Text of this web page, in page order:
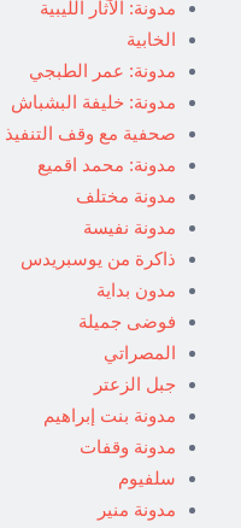
مدونة: الآثار الليبية
الخابية
مدونة: عمر الطبجي
مدونة: خليفة البشباش
صحفية مع وقف التنفيذ
مدونة: محمد اقميع
مدونة مختلف
مدونة نفيسة
ذاكرة من يوسبريدس
مدون بداية
فوضى جميلة
المصراتي
جبل الزعتر
مدونة بنت إبراهيم
مدونة وقفات
سلفيوم
مدونة منير